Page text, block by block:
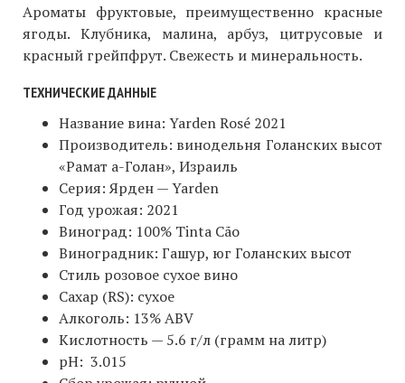
Ароматы фруктовые, преимущественно красные
ягоды. Клубника, малина, арбуз, цитрусовые и
красный грейпфрут. Свежесть и минеральность.
ТЕХНИЧЕСКИЕ ДАННЫЕ
Название вина: Yarden Rosé 2021
Производитель: винодельня Голанских высот
«Рамат а-Голан», Израиль
Серия: Ярден — Yarden
Год урожая: 2021
Виноград: 100% Tinta Cão
Виноградник: Гашур, юг Голанских высот
Cтиль розовое сухое вино
Cахар (RS): сухое
Алкоголь: 13% ABV
Кислотность — 5.6 г/л (грамм на литр)
pH: 3.015